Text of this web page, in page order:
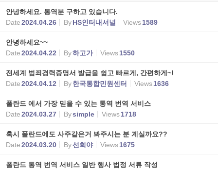
안녕하세요. 통역분 구하고 있습니다.
Date2024.04.26 ByHS인터내셔널 Views1589
안녕하세요~~
Date2024.04.22 By하고가 Views1550
전세계 범죄경력증명서 발급을 쉽고 빠르게, 간편하게~!
Date2024.04.12 By한국통합민원센터 Views1636
폴란드 에서 가장 믿을 수 있는 통역 번역 서비스
Date2024.03.27 Bysimple Views1718
혹시 폴란드에도 사주같은거 봐주시는 분 계실까요??
Date2024.03.20 By선희야 Views1675
폴란드 통역 번역 서비스 일반 행사 법정 서류 작성